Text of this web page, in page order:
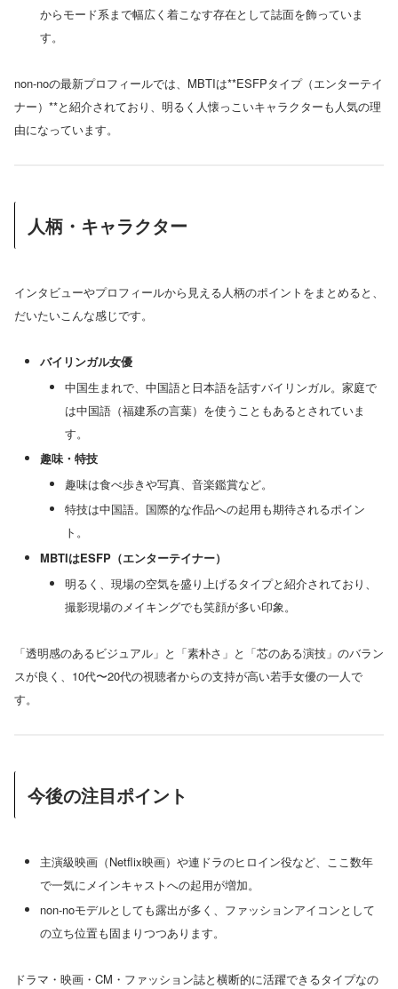
からモード系まで幅広く着こなす存在として誌面を飾っていま
す。
non-noの最新プロフィールでは、MBTIは**ESFPタイプ（エンターテイ
ナー）**と紹介されており、明るく人懐っこいキャラクターも人気の理
由になっています。
人柄・キャラクター
インタビューやプロフィールから見える人柄のポイントをまとめると、
だいたいこんな感じです。
バイリンガル女優
中国生まれで、中国語と日本語を話すバイリンガル。家庭で
は中国語（福建系の言葉）を使うこともあるとされていま
す。
趣味・特技
趣味は食べ歩きや写真、音楽鑑賞など。
特技は中国語。国際的な作品への起用も期待されるポイン
ト。
MBTIはESFP（エンターテイナー）
明るく、現場の空気を盛り上げるタイプと紹介されており、
撮影現場のメイキングでも笑顔が多い印象。
「透明感のあるビジュアル」と「素朴さ」と「芯のある演技」のバラン
スが良く、10代〜20代の視聴者からの支持が高い若手女優の一人で
す。
今後の注目ポイント
主演級映画（Netflix映画）や連ドラのヒロイン役など、ここ数年
で一気にメインキャストへの起用が増加。
non-noモデルとしても露出が多く、ファッションアイコンとして
の立ち位置も固まりつつあります。
ドラマ・映画・CM・ファッション誌と横断的に活躍できるタイプなの